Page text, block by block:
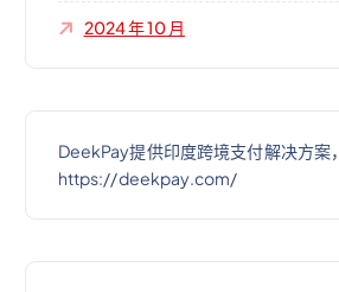
2024 年 10 月
DeekPay提供印度跨境支付解决方案，
https://deekpay.com/